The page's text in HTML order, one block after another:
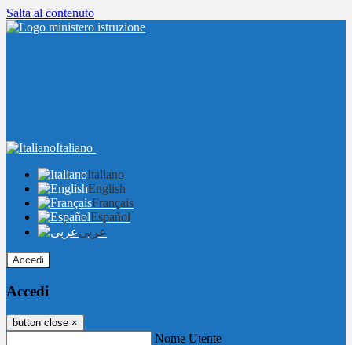
Salta al contenuto
Italiano
Italiano
English
Français
Español
عربى
Accedi
Accedi
button close ×
Nome Utente